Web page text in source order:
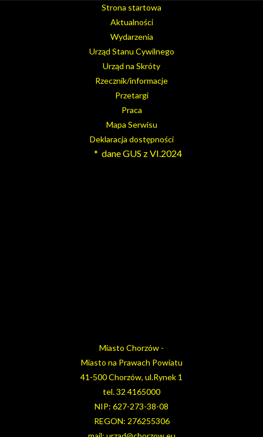
Strona startowa
Aktualności
Wydarzenia
Urząd Stanu Cywilnego
Urząd na Skróty
Rzecznik/informacje
Przetargi
Praca
Mapa Serwisu
Deklaracja dostępności
* dane GUS z VI.2024
Miasto Chorzów -
Miasto na Prawach Powiatu
41-500 Chorzów, ul.Rynek 1
tel. 32 4165000
NIP: 627-273-38-08
REGON: 276255306